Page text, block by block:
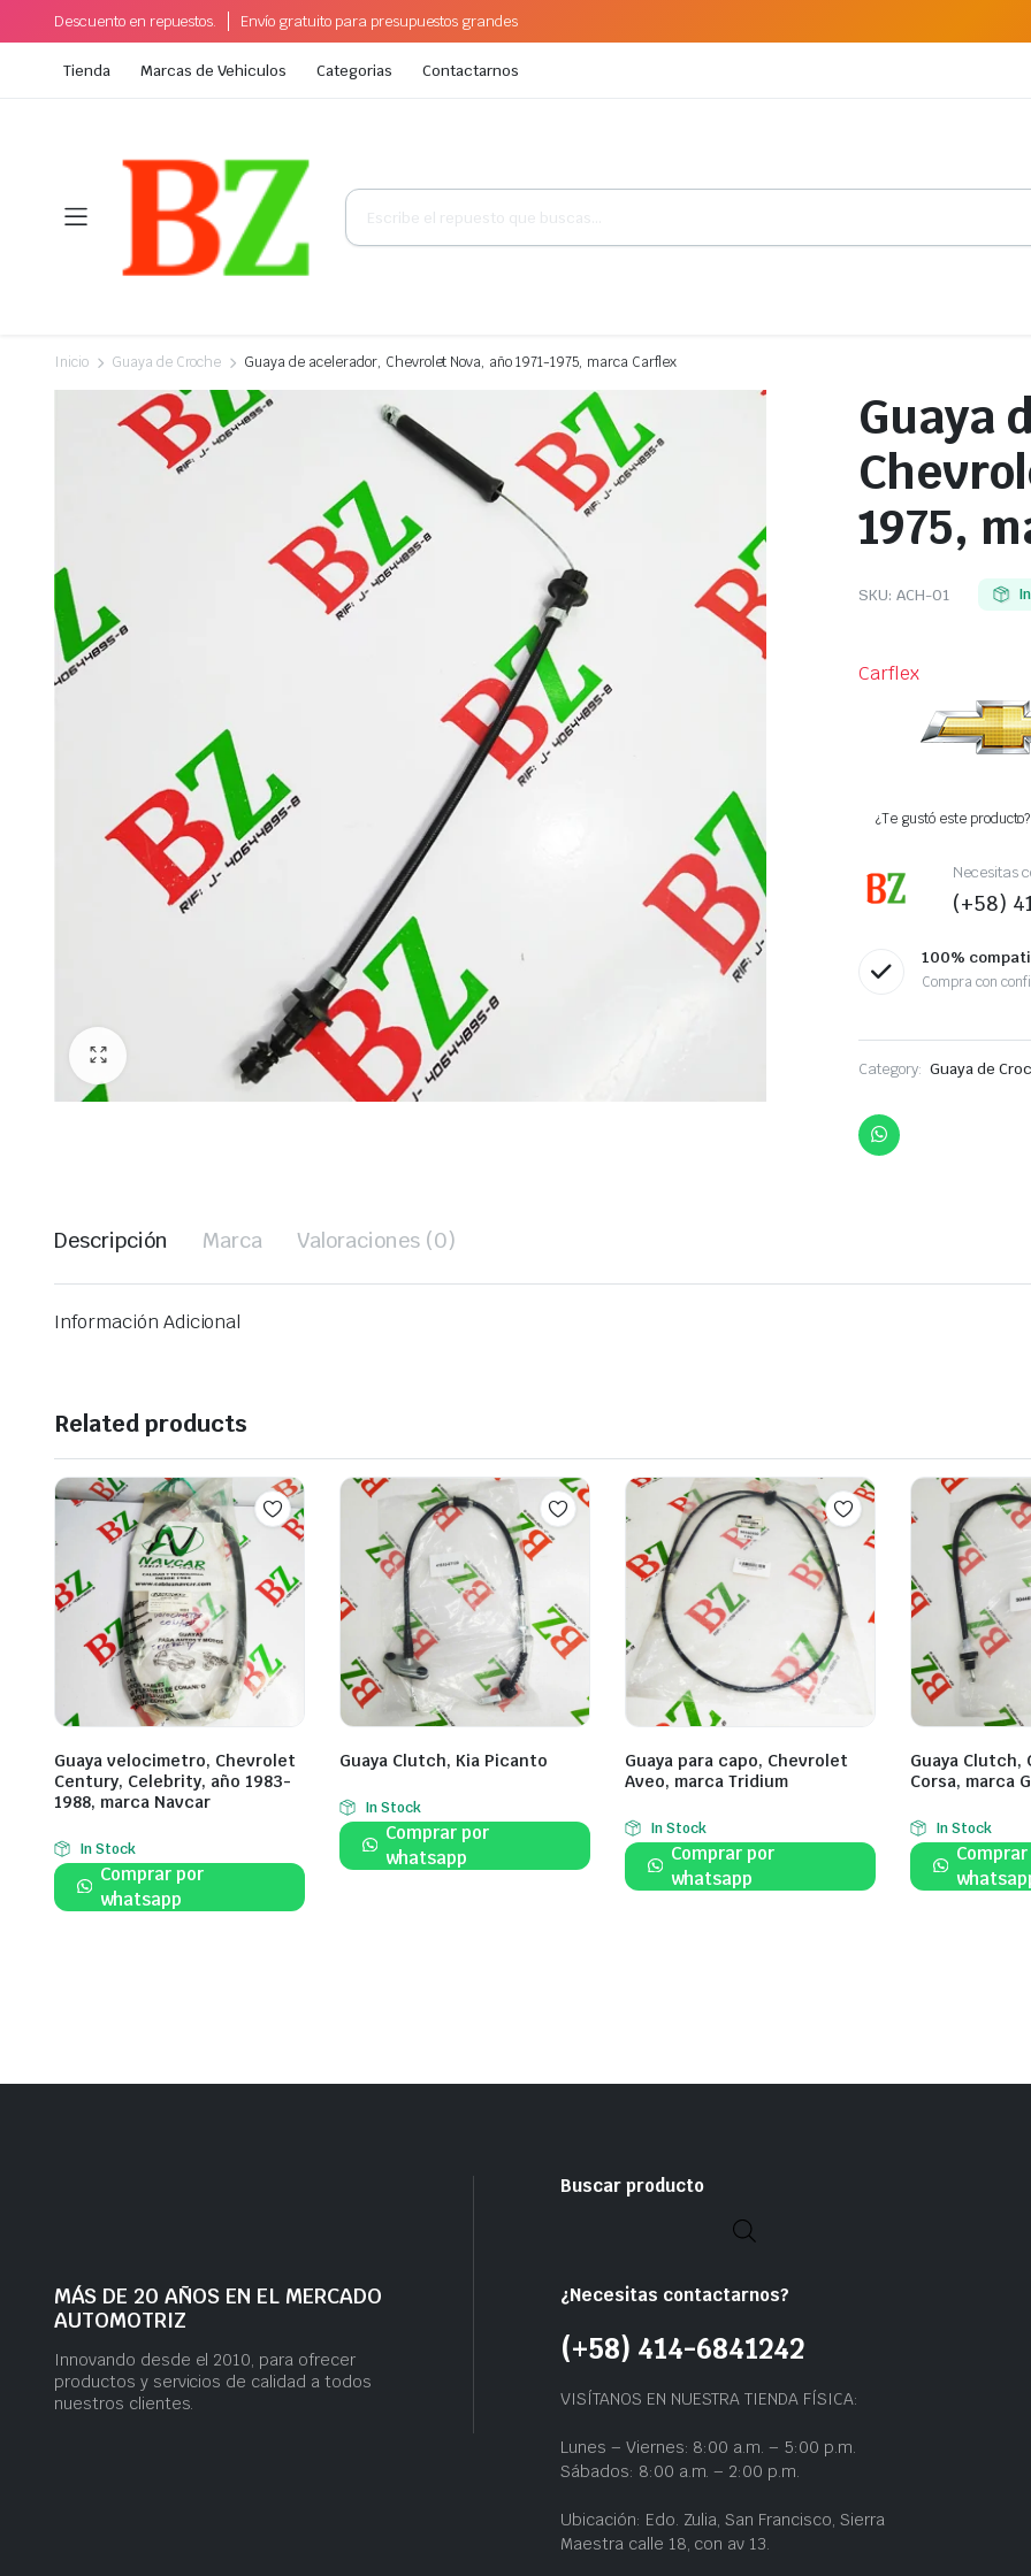
Descuento en repuestos. Envío gratuito para presupuestos grandes
Tienda Marcas de Vehiculos Categorias Contactarnos
Búsqueda
productos
Inicio Guaya de Croche Guaya de acelerador, Chevrolet Nova, año 1971-1975, marca Carflex
Guaya
1975,
SKU: ACH-01
Carflex
¿Te gustó este
Necesitas
(+58)
100%
Compra con
Category: Guaya de
Descripción Marca Valoraciones (0)
Información Adicional
Related products
Guaya velocimetro, Chevrolet
Century, Celebrity, año 1983-
1988, marca Navcar
In Stock
Comprar por
whatsapp
Guaya Clutch, Kia Picanto
In Stock
Comprar por
whatsapp
Guaya para capo, Chevrolet
Aveo, marca Tridium
In Stock
Comprar por
whatsapp
Guaya Clutch,
Corsa, marca
In Stock
MÁS DE 20 AÑOS EN EL MERCADO
AUTOMOTRIZ
Innovando desde el 2010, para ofrecer
productos y servicios de calidad a todos
nuestros clientes.
Buscar producto
¿Necesitas contactarnos?
(+58) 414-6841242
VISÍTANOS EN NUESTRA TIENDA FÍSICA:
Lunes – Viernes: 8:00 a.m. – 5:00 p.m.
Sábados: 8:00 a.m. – 2:00 p.m.
Ubicación: Edo. Zulia, San Francisco, Sierra
Maestra calle 18, con av 13.